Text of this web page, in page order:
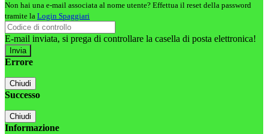
Non hai una e-mail associata al nome utente? Effettua il reset della password
tramite la Login Spaggiari
E-mail inviata, si prega di controllare la casella di posta elettronica!
Errore
Chiudi
Successo
Chiudi
Informazione